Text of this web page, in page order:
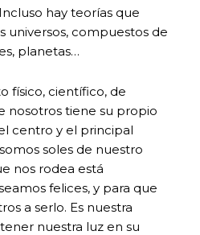
hay teorías que
universos, compuestos de
planetas…
físico, científico, de
nosotros tiene su propio
centro y el principal
soles de nuestro
nos rodea está
felices, y para que
a serlo. Es nuestra
nuestra luz en su